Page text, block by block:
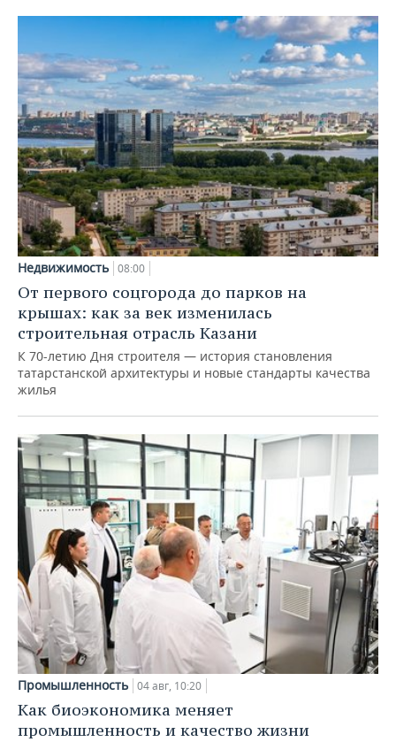
Недвижимость 08:00
От первого соцгорода до парков на
крышах: как за век изменилась
строительная отрасль Казани
К 70-летию Дня строителя — история становления
татарстанской архитектуры и новые стандарты качества
жилья
Промышленность 04 авг, 10:20
Как биоэкономика меняет
промышленность и качество жизни